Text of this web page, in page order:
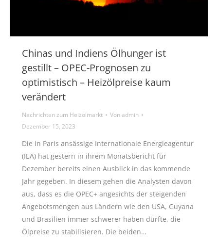
Chinas und Indiens Ölhunger ist
gestillt – OPEC-Prognosen zu
optimistisch – Heizölpreise kaum
verändert
Nachrichten zum Heizölmarkt Vonadmin
Dezember 15, 2023
Die in Paris ansässige Internationale Energieagentur
(IEA) hat gestern in ihrem Monatsbericht für
Dezember bereits einen Ausblick in das kommende
Jahr gegeben. In diesem gehen die Analysten davon
aus, dass es die OPEC+ angesichts der steigenden
Angebotsmengen aus Ländern wie den USA, Guyana
und Brasilien immer schwerer haben dürfte, die
Ölpreise zu stabilisieren. Die beiden…